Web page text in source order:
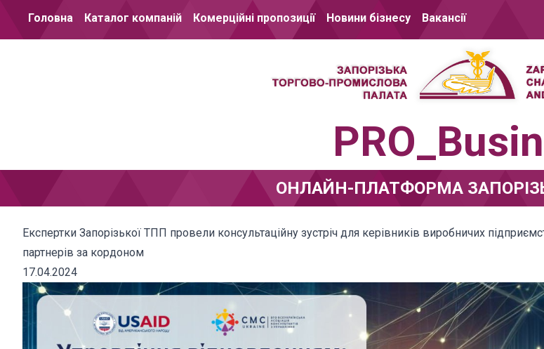
Головна Каталог компаній Комерційні пропозиції Новини бізнесу Вакансії
ОНЛАЙН-ПЛАТФОРМА
Експертки Запорізької ТПП провели консультаційну зустріч для керівників виробничих
партнерів за кордоном
17.04.2024